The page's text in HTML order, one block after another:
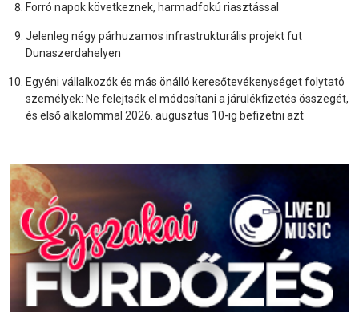
Forró napok következnek, harmadfokú riasztással
Jelenleg négy párhuzamos infrastrukturális projekt fut
Dunaszerdahelyen
Egyéni vállalkozók és más önálló keresőtevékenységet folytató
személyek: Ne felejtsék el módosítani a járulékfizetés összegét,
és első alkalommal 2026. augusztus 10-ig befizetni azt